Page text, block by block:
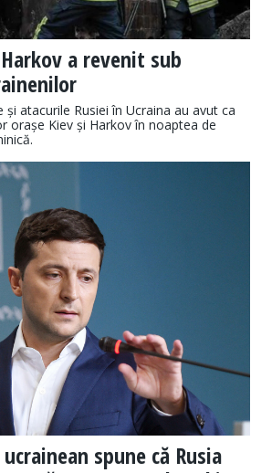
a revenit sub
atacurile Rusiei în Ucraina au avut ca
orașe Kiev și Harkov în noaptea de
spune că Rusia